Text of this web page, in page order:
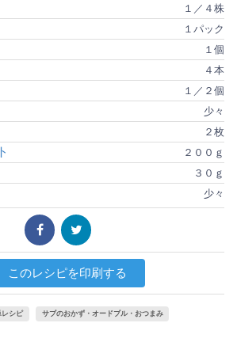
１／４株
１パック
１個
４本
１／２個
少々
２枚
２００ｇ
ト
３０ｇ
少々
このレシピを印刷する
レシピ サブのおかず・オードブル・おつまみ